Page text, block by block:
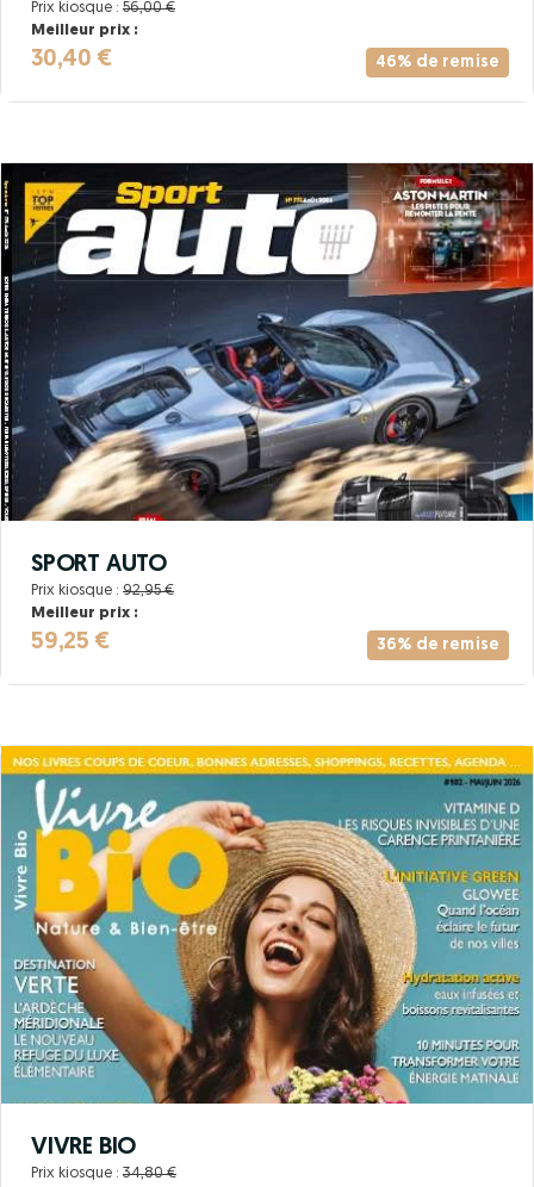
46% de remise
Prix kiosque : 56,00 €
Meilleur prix :
30,40 €
36% de remise
SPORT AUTO
Prix kiosque : 92,95 €
Meilleur prix :
59,25 €
VIVRE BIO
Prix kiosque : 34,80 €